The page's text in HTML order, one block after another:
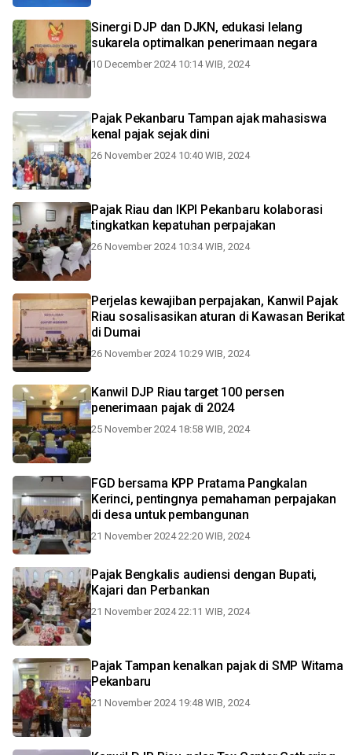
Sinergi DJP dan DJKN, edukasi lelang
sukarela optimalkan penerimaan negara
10 December 2024 10:14 WIB, 2024
Pajak Pekanbaru Tampan ajak mahasiswa
kenal pajak sejak dini
26 November 2024 10:40 WIB, 2024
Pajak Riau dan IKPI Pekanbaru kolaborasi
tingkatkan kepatuhan perpajakan
26 November 2024 10:34 WIB, 2024
Perjelas kewajiban perpajakan, Kanwil Pajak
Riau sosalisasikan aturan di Kawasan Berikat
di Dumai
26 November 2024 10:29 WIB, 2024
Kanwil DJP Riau target 100 persen
penerimaan pajak di 2024
25 November 2024 18:58 WIB, 2024
FGD bersama KPP Pratama Pangkalan
Kerinci, pentingnya pemahaman perpajakan
di desa untuk pembangunan
21 November 2024 22:20 WIB, 2024
Pajak Bengkalis audiensi dengan Bupati,
Kajari dan Perbankan
21 November 2024 22:11 WIB, 2024
Pajak Tampan kenalkan pajak di SMP Witama
Pekanbaru
21 November 2024 19:48 WIB, 2024